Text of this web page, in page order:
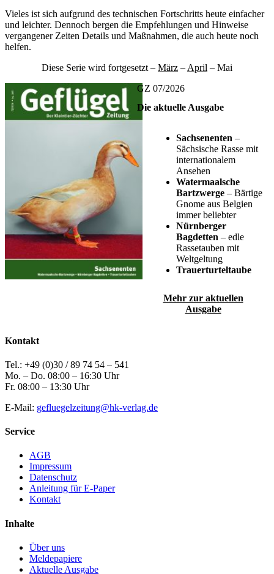
Vieles ist sich aufgrund des technischen Fortschritts heute einfacher
und leichter. Dennoch bergen die Empfehlungen und Hinweise
vergangener Zeiten Details und Maßnahmen, die auch heute noch
helfen.
Diese Serie wird fortgesetzt – März – April – Mai
GZ 07/2026
Die aktuelle Ausgabe
Sachsenenten –
Sächsische Rasse mit
internationalem
Ansehen
Watermaalsche
Bartzwerge – Bärtige
Gnome aus Belgien
immer beliebter
Nürnberger
Bagdetten – edle
Rassetauben mit
Weltgeltung
Trauerturteltaube
Mehr zur aktuellen
Ausgabe
Kontakt
Tel.: +49 (0)30 / 89 74 54 – 541
Mo. – Do. 08:00 – 16:30 Uhr
Fr. 08:00 – 13:30 Uhr
E-Mail: gefluegelzeitung@hk-verlag.de
Service
AGB
Impressum
Datenschutz
Anleitung für E-Paper
Kontakt
Inhalte
Über uns
Meldepapiere
Aktuelle Ausgabe